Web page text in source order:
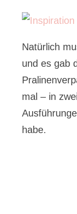
Natürlich
und es gab
mal – in
habe.